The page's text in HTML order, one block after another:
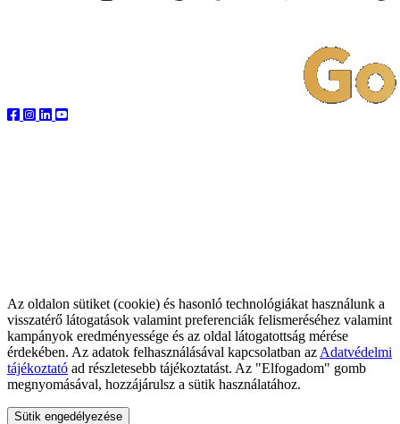
Az oldalon sütiket (cookie) és hasonló technológiákat használunk a
visszatérő látogatások valamint preferenciák felismeréséhez valamint
kampányok eredményessége és az oldal látogatottság mérése
érdekében. Az adatok felhasználásával kapcsolatban az Adatvédelmi
tájékoztató ad részletesebb tájékoztatást. Az "Elfogadom" gomb
megnyomásával, hozzájárulsz a sütik használatához.
Sütik engedélyezése